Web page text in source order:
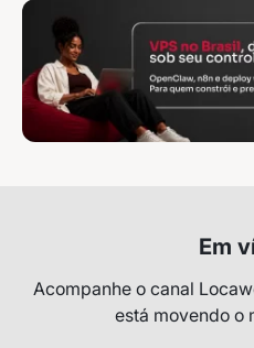
Em
Acompanhe o canal
está movendo o